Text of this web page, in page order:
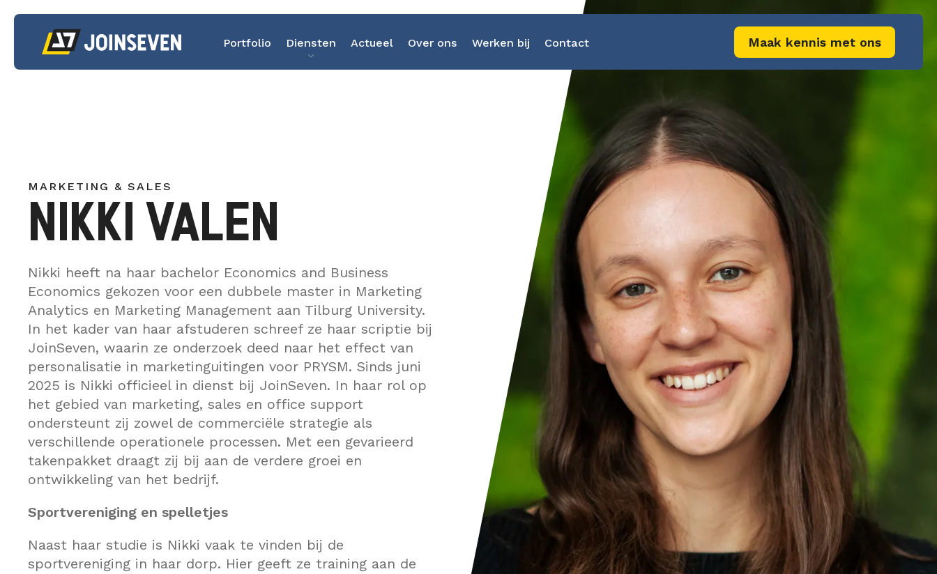
Portfolio Diensten Actueel Over ons Werken bij Contact Maak kennis met ons
Strategieontwikkeling
Kunstmatige Intelligentie
Business Intelligence
Software-as-a-Service
Data Discovery Sprint
Dataplatform Heptagon
MARKETING & SALES
NIKKI VALEN
Nikki heeft na haar bachelor Economics and Business
Economics gekozen voor een dubbele master in Marketing
Analytics en Marketing Management aan Tilburg University.
In het kader van haar afstuderen schreef ze haar scriptie bij
JoinSeven, waarin ze onderzoek deed naar het effect van
personalisatie in marketinguitingen voor PRYSM. Sinds juni
2025 is Nikki officieel in dienst bij JoinSeven. In haar rol op
het gebied van marketing, sales en office support
ondersteunt zij zowel de commerciële strategie als
verschillende operationele processen. Met een gevarieerd
takenpakket draagt zij bij aan de verdere groei en
ontwikkeling van het bedrijf.
Sportvereniging en spelletjes
Naast haar studie is Nikki vaak te vinden bij de
sportvereniging in haar dorp. Hier geeft ze training aan de